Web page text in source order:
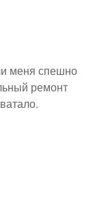
меня спешно
ремонт